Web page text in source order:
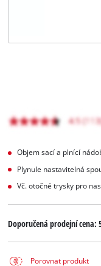
Objem sací a plnící
Plynule nastavitelná
Vč. otočné trysky pro
Doporučená prodejní cena:
Porovnat produkt